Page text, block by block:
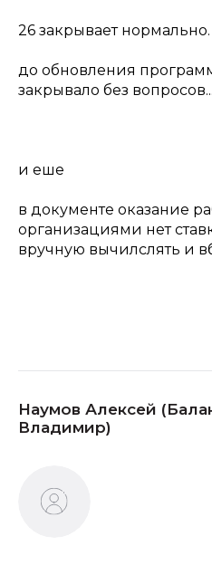
26 закрывает нормально.
до обновления
закрывало без вопросов...
и еше
в документе оказание
организациями нет
вручную вычилслять и
Наумов Алексей
Владимир)